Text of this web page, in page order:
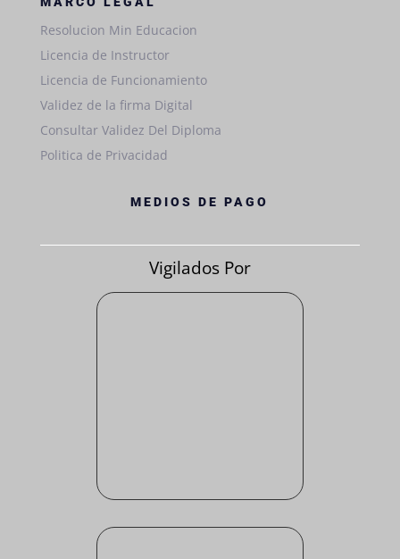
Resolucion Min Educacion
Licencia de Instructor
Licencia de Funcionamiento
Validez de la firma Digital
Consultar Validez Del Diploma
Politica de Privacidad
MEDIOS DE PAGO
Vigilados Por